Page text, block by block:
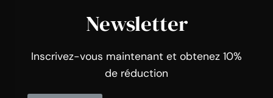
Newsletter
Inscrivez-vous maintenant et obtenez 10%
de réduction